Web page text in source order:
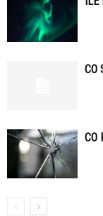
CO
CO